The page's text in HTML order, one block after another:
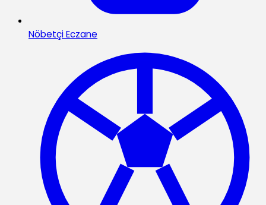
Nöbetçi Eczane